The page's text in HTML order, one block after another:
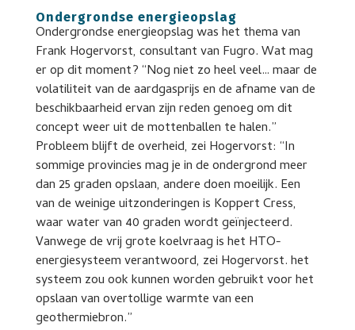
Ondergrondse energieopslag
Ondergrondse energieopslag was het thema van
Frank Hogervorst, consultant van Fugro. Wat mag
er op dit moment? “Nog niet zo heel veel… maar de
volatiliteit van de aardgasprijs en de afname van de
beschikbaarheid ervan zijn reden genoeg om dit
concept weer uit de mottenballen te halen.”
Probleem blijft de overheid, zei Hogervorst: “In
sommige provincies mag je in de ondergrond meer
dan 25 graden opslaan, andere doen moeilijk. Een
van de weinige uitzonderingen is Koppert Cress,
waar water van 40 graden wordt geïnjecteerd.
Vanwege de vrij grote koelvraag is het HTO-
energiesysteem verantwoord, zei Hogervorst. het
systeem zou ook kunnen worden gebruikt voor het
opslaan van overtollige warmte van een
geothermiebron.”